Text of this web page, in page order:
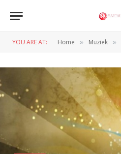
YOU ARE AT: Home » Muziek »